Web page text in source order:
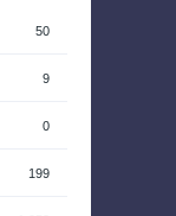
50
9
0
199